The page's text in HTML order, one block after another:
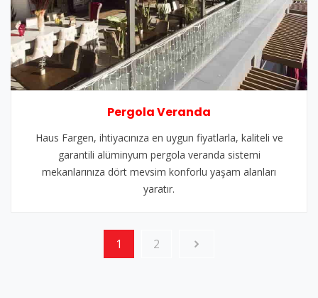
Pergola Veranda
Haus Fargen, ihtiyacınıza en uygun fiyatlarla, kaliteli ve
garantili alüminyum pergola veranda sistemi
mekanlarınıza dört mevsim konforlu yaşam alanları
yaratır.
1 2